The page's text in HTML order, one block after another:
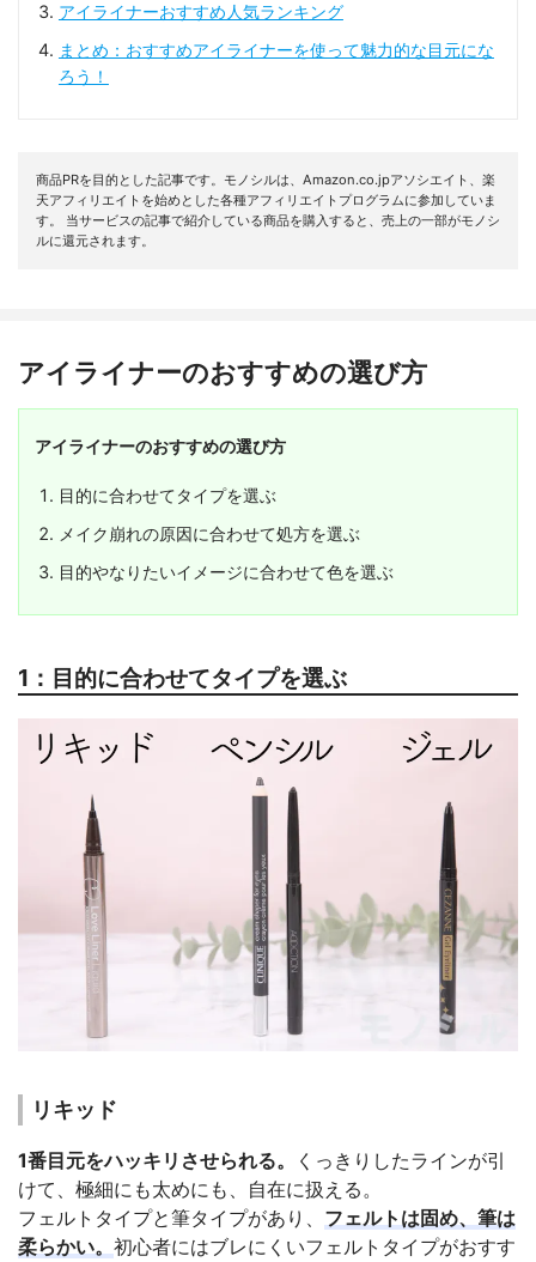
アイライナーおすすめ人気ランキング
まとめ：おすすめアイライナーを使って魅力的な目元にな
ろう！
商品PRを目的とした記事です。モノシルは、Amazon.co.jpアソシエイト、楽
天アフィリエイトを始めとした各種アフィリエイトプログラムに参加していま
す。 当サービスの記事で紹介している商品を購入すると、売上の一部がモノシ
ルに還元されます。
アイライナーのおすすめの選び方
アイライナーのおすすめの選び方
目的に合わせてタイプを選ぶ
メイク崩れの原因に合わせて処方を選ぶ
目的やなりたいイメージに合わせて色を選ぶ
1：目的に合わせてタイプを選ぶ
リキッド
1番目元をハッキリさせられる。
くっきりしたラインが引
けて、極細にも太めにも、自在に扱える。
フェルトタイプと筆タイプがあり、 フェルトは固め、筆は
柔らかい。 初心者にはブレにくいフェルトタイプがおすす